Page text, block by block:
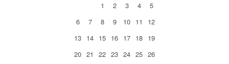
1
2 3 4
5
6
7 8 9 10 11
12
13 14 15 16 17 18 19
20 21 22 23 24 25 26